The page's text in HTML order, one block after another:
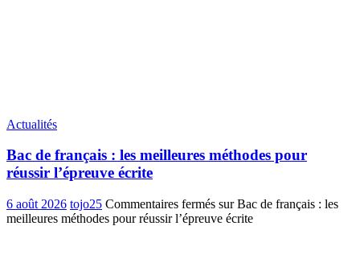
Actualités
Bac de français : les meilleures méthodes pour
réussir l’épreuve écrite
6 août 2026 tojo25 Commentaires fermés sur Bac de français : les
meilleures méthodes pour réussir l’épreuve écrite